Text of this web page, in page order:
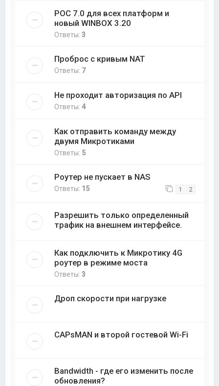
РОС 7.0 для всех платформ и
новый WINBOX 3.20
Ответы:3
Проброс с кривым NAT
Ответы: 7
Не проходит авторизация по API
Ответы:4
Как отправить команду между
двумя Микротиками
Ответы: 5
Роутер не пускает в NAS
Ответы: 15 1 2
Разрешить только определенный
трафик на внешнем интерфейсе.
Как подключить к Микротику 4G
роутер в режиме моста
Ответы:3
Дроп скорости при нагрузке
CAPsMAN и второй гостевой Wi-Fi
Bandwidth - где его изменить после
обновления?